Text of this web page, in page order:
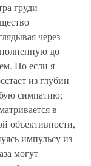
груди —
через
до
Но если я
из глубин
симпатию;
в
объективности,
импульсу из
могут